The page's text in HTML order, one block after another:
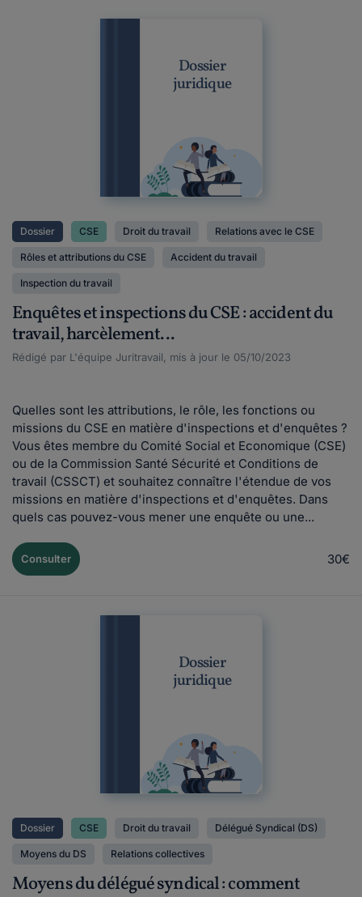
Dossier
juridique
Dossier CSE Droit du travail Relations avec le CSE
Rôles et attributions du CSE Accident du travail
Inspection du travail
Enquêtes et inspections du CSE : accident du
travail, harcèlement...
Rédigé par L'équipe Juritravail, mis à jour le 05/10/2023
Quelles sont les attributions, le rôle, les fonctions ou
missions du CSE en matière d'inspections et d'enquêtes ?
Vous êtes membre du Comité Social et Economique (CSE)
ou de la Commission Santé Sécurité et Conditions de
travail (CSSCT) et souhaitez connaître l'étendue de vos
missions en matière d'inspections et d'enquêtes. Dans
quels cas pouvez-vous mener une enquête ou une...
Consulter 30€
Dossier
juridique
Dossier CSE Droit du travail Délégué Syndical (DS)
Moyens du DS Relations collectives
Moyens du délégué syndical : comment